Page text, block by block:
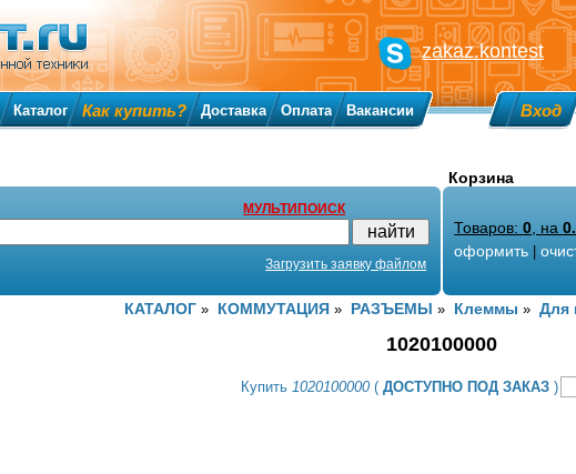
1020100000
Купить 1020100000 ( ДОСТУПНО ПОД ЗАКАЗ )
КАТАЛОГ» КОММУТАЦИЯ » РАЗЪЕМЫ » Клеммы » Для
zakaz.kontest
Каталог Как купить? Доставка Оплата Вакансии Вход
МУЛЬТИПОИСК
Загрузить заявку файлом
Корзина
Товаров:0 , на
оформить |